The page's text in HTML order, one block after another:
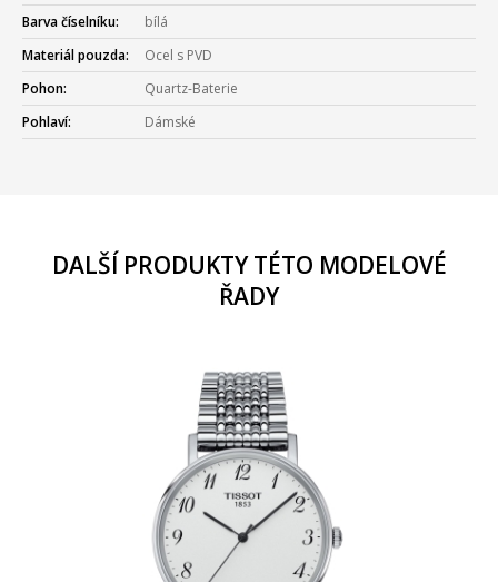
Barva číselníku:
bílá
Materiál pouzda:
Ocel s PVD
Pohon:
Quartz-Baterie
Pohlaví:
Dámské
DALŠÍ PRODUKTY TÉTO MODELOVÉ
ŘADY